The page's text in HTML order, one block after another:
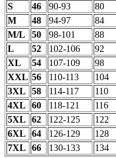
S
46 90-93
80
M
48 94-97
84
M/L
50 98-101
88
L
52 102-106
92
XL
54 107-109
98
XXL 56 110-113
104
3XL
58 114-117
110
4XL
60 118-121
116
5XL
62 122-125
122
6XL
64 126-129
128
7XL
66 130-133 134